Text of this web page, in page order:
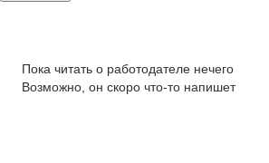
Пока читать о работодателе нечего
Возможно, он скоро что‑то напишет